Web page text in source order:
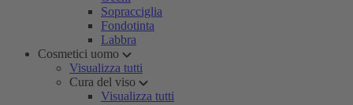
Sopracciglia
Fondotinta
Labbra
Cosmetici uomo
Visualizza tutti
Cura del viso
Visualizza tutti